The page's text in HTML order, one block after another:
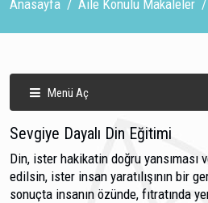
Anasayfa Aile Konulu Makaleler
Menü Aç
Sevgiye Dayalı Din Eğitimi
Din, ister hakikatin doğru yansıması
edilsin, ister insan yaratılışının bir
sonuçta insanın özünde, fıtratında